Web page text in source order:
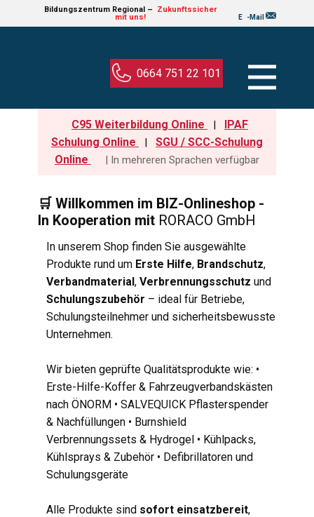
Bildungs​ze​ntru​m Regional –
Zukun​ft​ssic​her
mit uns!
E -Mail
0664 751 22 101
C95 Weiterbildung Online |
IPAF
Schulung Online
|
SGU / SCC-Schulung
Online
| In mehreren Sprachen verfügbar
🛒 Willkommen im BIZ-Onlineshop -
In Kooperation mit RORACO GmbH
In unserem Shop finden Sie ausgewählte
Produkte rund um Erste Hilfe, Brandschutz,
Verbandmaterial, Verbrennungsschutz und
Schulungszubehör – ideal für Betriebe,
Schulungsteilnehmer und sicherheitsbewusste
Unternehmen.
Wir bieten geprüfte Qualitätsprodukte wie: •
Erste-Hilfe-Koffer & Fahrzeugverbandskästen
nach ÖNORM • SALVEQUICK Pflasterspender
& Nachfüllungen • Burnshield
Verbrennungssets & Hydrogel • Kühlpacks,
Kühlsprays & Zubehör • Defibrillatoren und
Schulungsgeräte
Alle Produkte sind sofort einsatzbereit,